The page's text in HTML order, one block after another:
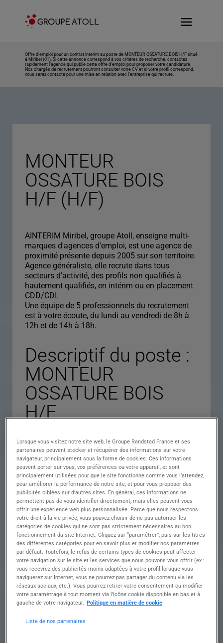
Offre d’emploi pour un contrat Interim au poste de MONTEUR OSSATURE BOIS H/F situé
à Miribel (01). Si cette annonce correspond à vos critères de recherche, contactez
rapidement l’agence qui publie cette offre d’emploi pour proposer votre candidature.
Nos chargés de recrutement pourront consulter votre CV et si votre profil correspond,
vous serez contacté pour une mise en relation avec l’entreprise qui recrute.
MONTEUR
OSSATURE BOIS
H/F (H/F)
AINTERIM Miribel, groupe Atoll, enseigne multi-
marques d'agences d'emploi, est une agence de
proximité présente depuis 2005 sur son territoire.
Agence généraliste, elle recrute dans tous
secteurs d'activité, des profils non qualifiés à
hautement qualifiés, en intérim ou en placement
CDD/CDI.
Une équipe de 5 professionnels du recrutement
est à votre écoute, du lundi au vendredi de 8h à
12h et de 14h à 18h.
Descriptif du poste :
MONTEUR
OSSATURE BOIS
H/F
Descriptif du poste : L'agence AINTERIM MIRIBEL
recrute pour l'un de ses clients un(e) Monteur
Ossature Bois (H/F) dans le cadre d'une mission
d'intérim de longue durée, basée aux Echets
(01700).
???? Missions principales • Construction bois —
Réaliser et assembler des structures en bois :
murs, planchers, clôtures et autres éléments
selon les plans de projet.
• Contrôle qualité — Garantir la précision, la
solidité et la conformité des montages en
respectant les documents techniques.
• Préfabrication en atelier — Participer à la
réalisation d'éléments bois avant leur installation
sur chantier.
???? Assemblage et montage • Lecture de plans
— Lire et interpréter les plans de construction et
ordres de fabrication.
Lorsque vous visitez notre site web, le Groupe Randstad France et ses
partenaires peuvent stocker et récupérer des informations sur votre
navigateur, principalement sous la forme de cookies. Ces informations
peuvent porter sur vous, vos préférences ou votre appareil, et sont
principalement utilisées pour que le site fonctionne comme vous l’attendez,
pour améliorer la performance de notre site, et pour vous proposer des
publicités ciblées sur d’autres sites. En général, ces informations ne
permettent pas de vous identifier directement, mais elles peuvent vous
offrir une expérience web plus personnalisée. Parce que nous respectons
votre droit à la vie privée, vous pouvez choisir de ne pas autoriser les
catégories de cookies qui ne sont pas strictement nécessaires au bon
fonctionnement du site Internet. Cliquez sur “paramétrer”, puis sur les titres
des différentes catégories pour en savoir plus et modifier nos paramètres
par défaut. Toutefois, le refus de certains types de cookies peut affecter
votre navigation sur le site et les services que nous pouvons vous offrir (ex :
vous recevrez des publicités moins adaptées à votre profil lorsque vous
naviguerez sur Internet, vous ne pourrez pas partager du contenu via les
réseaux sociaux, etc.). Vous pourrez retirer votre consentement ou modifier
votre paramétrage à tout moment via l’icône cookie disponible en bas et à
gauche de votre navigateur. Politique en matière de cookie
Liste de nos partenaires